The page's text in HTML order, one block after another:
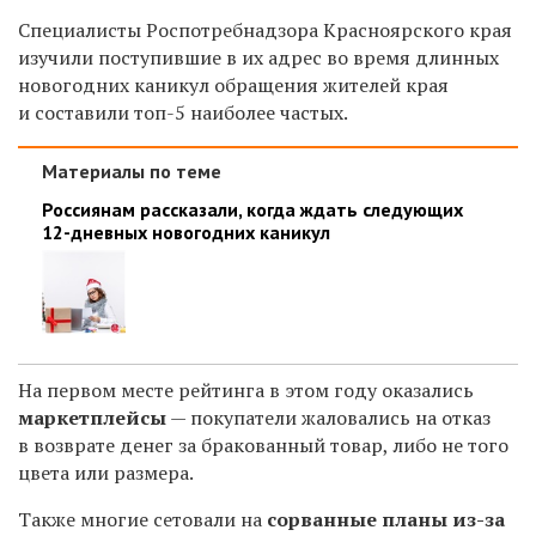
Специалисты Роспотребнадзора Красноярского края
изучили поступившие в их адрес во время длинных
новогодних каникул обращения жителей края
и составили топ-5 наиболее частых.
Материалы по теме
Россиянам рассказали, когда ждать следующих
12-дневных новогодних каникул
На первом месте рейтинга в этом году оказались
маркетплейсы— покупатели жаловались на отказ
в возврате денег за бракованный товар, либо не того
цвета или размера.
Также многие сетовали на сорванные планы из-за